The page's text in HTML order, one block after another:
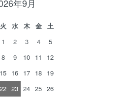
年9月
火 水 木 金
土
1
2 3 4
5
8 9 10 11
12
15 16 17 18 19
22 23 24 25 26